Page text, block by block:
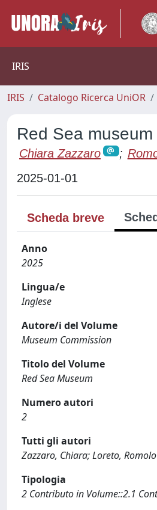
IRIS
IRIS Catalogo Ricerca UniOR
Red Sea museum
Chiara Zazzaro ;
2025-01-01
Scheda breve
Anno
2025
Lingua/e
Inglese
Autore/i del Volume
Museum Commission
Titolo del Volume
Red Sea Museum
Numero autori
2
Tutti gli autori
Zazzaro, Chiara; Loreto, Romolo
Tipologia
2 Contributo in Volume::2.1